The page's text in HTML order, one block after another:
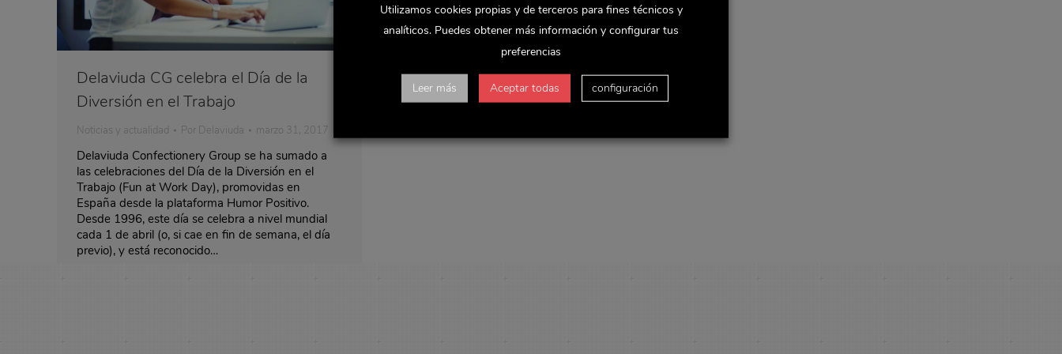
Delaviuda CG celebra el Día de la
Diversión en el Trabajo
Noticias y actualidad Por Delaviuda marzo 31, 2017
Delaviuda Confectionery Group se ha sumado a
las celebraciones del Día de la Diversión en el
Trabajo (Fun at Work Day), promovidas en
España desde la plataforma Humor Positivo.
Desde 1996, este día se celebra a nivel mundial
cada 1 de abril (o, si cae en fin de semana, el día
previo), y está reconocido…
Utilizamos cookies propias y de terceros para fines técnicos y
analíticos. Puedes obtener más información y configurar tus
preferencias
Leer más Aceptar todas configuración